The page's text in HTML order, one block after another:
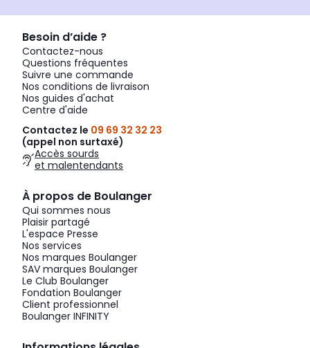
Besoin d’aide ?
Contactez-nous
Questions fréquentes
Suivre une commande
Nos conditions de livraison
Nos guides d'achat
Centre d'aide
Contactez le 09 69 32 32 23
(appel non surtaxé)
Accès sourds
et malentendants
À propos de Boulanger
Qui sommes nous
Plaisir partagé
L'espace Presse
Nos services
Nos marques Boulanger
SAV marques Boulanger
Le Club Boulanger
Fondation Boulanger
Client professionnel
Boulanger INFINITY